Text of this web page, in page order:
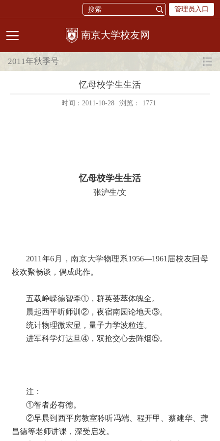
管理员入口
校友网
2011年秋季号
忆母校学生生活
时间：2011-10-28 浏览： 1771
忆母校学生生活
张沪生/文
2011年6月，南京大学物理系1956—1961届校友回母
校欢聚畅谈，偶成此作。
五载峥嵘德智牵①，群英荟萃体魄全。
晨起西平听师训②，夜宿南园论地天③。
统计物理微宏显，量子力学波粒连。
进军科学灯达旦④，双抢交心去阵烟⑤。
注：
①智者必有德。
②早晨到西平房教室聆听冯端、程开甲、蔡建华、龚
昌德等老师讲课，深受启发。